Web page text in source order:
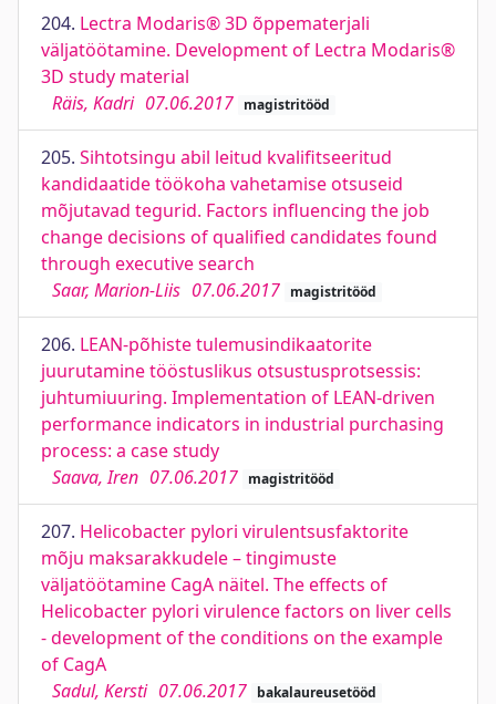
204. Lectra Modaris® 3D õppematerjali
väljatöötamine. Development of Lectra Modaris®
3D study material
Räis, Kadri 07.06.2017 magistritööd
205. Sihtotsingu abil leitud kvalifitseeritud
kandidaatide töökoha vahetamise otsuseid
mõjutavad tegurid. Factors influencing the job
change decisions of qualified candidates found
through executive search
Saar, Marion-Liis 07.06.2017 magistritööd
206. LEAN-põhiste tulemusindikaatorite
juurutamine tööstuslikus otsustusprotsessis:
juhtumiuuring. Implementation of LEAN-driven
performance indicators in industrial purchasing
process: a case study
Saava, Iren 07.06.2017 magistritööd
207. Helicobacter pylori virulentsusfaktorite
mõju maksarakkudele – tingimuste
väljatöötamine CagA näitel. The effects of
Helicobacter pylori virulence factors on liver cells
- development of the conditions on the example
of CagA
Sadul, Kersti 07.06.2017 bakalaureusetööd